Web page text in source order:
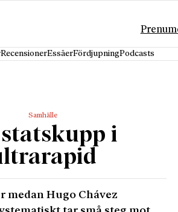
RecensionerEssäerFördjupningPodcasts
Samhälle
i
medan Hugo Chávez